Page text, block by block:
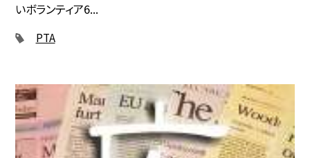
いボランティア6...
PTA